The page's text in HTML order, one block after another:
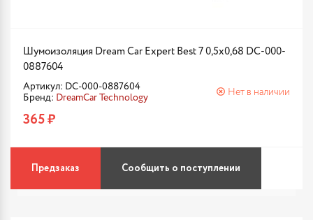
Шумоизоляция Dream Car Expert Best 7 0,5х0,68 DC-000-
0887604
Артикул: DC-000-0887604
Бренд: DreamCar Technology
Нет в наличии
365 ₽
Предзаказ Сообщить о поступлении